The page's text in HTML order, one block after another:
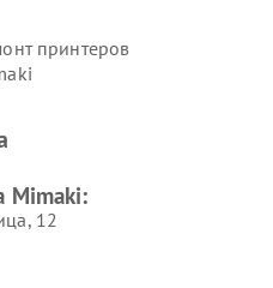
принтеров
Mimaki:
12